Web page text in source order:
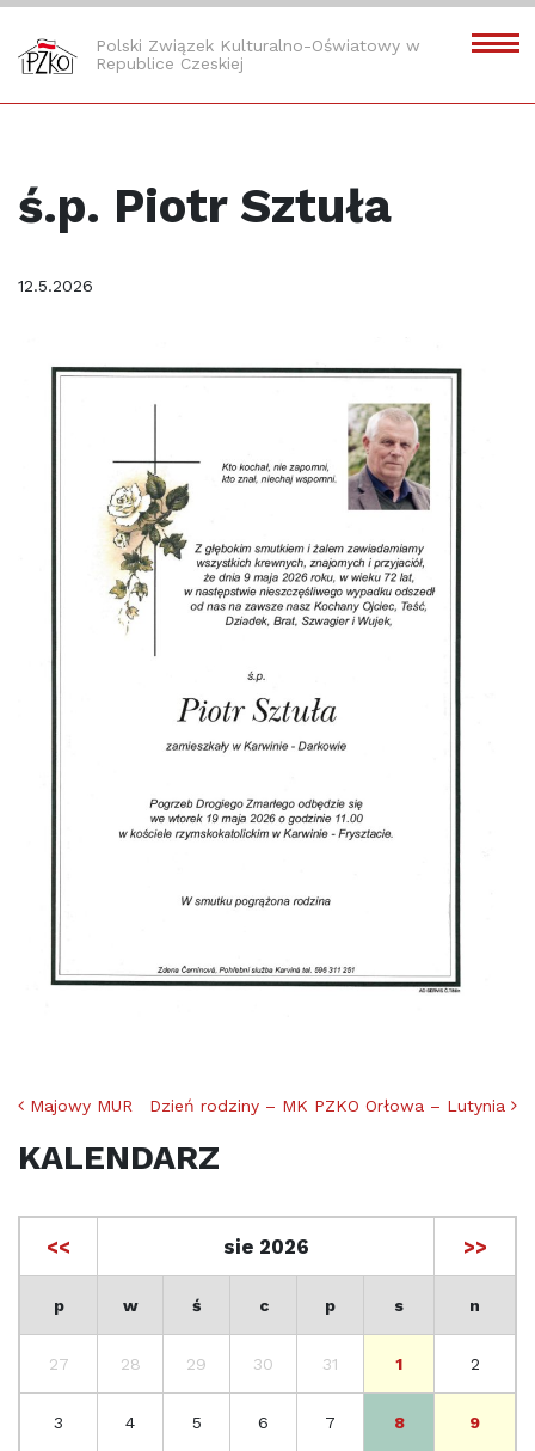
Polski Związek Kulturalno-Oświatowy w
Republice Czeskiej
ś.p. Piotr Sztuła
12.5.2026
Nawigacja po artykułach
Majowy MUR Dzień rodziny – MK PZKO Orłowa – Lutynia
KALENDARZ
<< sie 2026 >>
p w ś c p s n
27 28 29 30 31 1 2
3 4 5 6 7 8 9